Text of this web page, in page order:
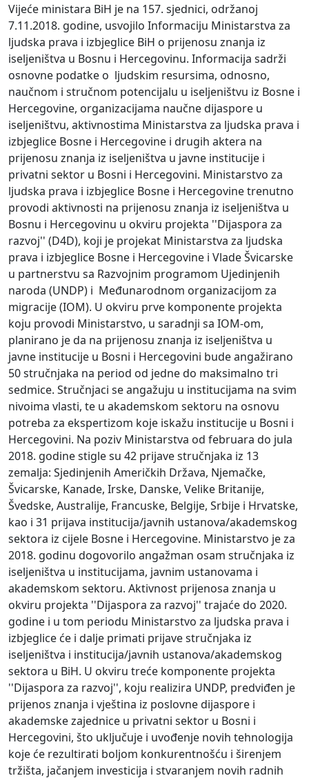
Vijeće ministara BiH je na 157. sjednici, održanoj
7.11.2018. godine, usvojilo Informaciju Ministarstva za
ljudska prava i izbjeglice BiH o prijenosu znanja iz
iseljeništva u Bosnu i Hercegovinu. Informacija sadrži
osnovne podatke o ljudskim resursima, odnosno,
naučnom i stručnom potencijalu u iseljeništvu iz Bosne i
Hercegovine, organizacijama naučne dijaspore u
iseljeništvu, aktivnostima Ministarstva za ljudska prava i
izbjeglice Bosne i Hercegovine i drugih aktera na
prijenosu znanja iz iseljeništva u javne institucije i
privatni sektor u Bosni i Hercegovini. Ministarstvo za
ljudska prava i izbjeglice Bosne i Hercegovine trenutno
provodi aktivnosti na prijenosu znanja iz iseljeništva u
Bosnu i Hercegovinu u okviru projekta ''Dijaspora za
razvoj'' (D4D), koji je projekat Ministarstva za ljudska
prava i izbjeglice Bosne i Hercegovine i Vlade Švicarske
u partnerstvu sa Razvojnim programom Ujedinjenih
naroda (UNDP) i Međunarodnom organizacijom za
migracije (IOM). U okviru prve komponente projekta
koju provodi Ministarstvo, u saradnji sa IOM-om,
planirano je da na prijenosu znanja iz iseljeništva u
javne institucije u Bosni i Hercegovini bude angažirano
50 stručnjaka na period od jedne do maksimalno tri
sedmice. Stručnjaci se angažuju u institucijama na svim
nivoima vlasti, te u akademskom sektoru na osnovu
potreba za ekspertizom koje iskažu institucije u Bosni i
Hercegovini. Na poziv Ministarstva od februara do jula
2018. godine stigle su 42 prijave stručnjaka iz 13
zemalja: Sjedinjenih Američkih Država, Njemačke,
Švicarske, Kanade, Irske, Danske, Velike Britanije,
Švedske, Australije, Francuske, Belgije, Srbije i Hrvatske,
kao i 31 prijava institucija/javnih ustanova/akademskog
sektora iz cijele Bosne i Hercegovine. Ministarstvo je za
2018. godinu dogovorilo angažman osam stručnjaka iz
iseljeništva u institucijama, javnim ustanovama i
akademskom sektoru. Aktivnost prijenosa znanja u
okviru projekta ''Dijaspora za razvoj'' trajaće do 2020.
godine i u tom periodu Ministarstvo za ljudska prava i
izbjeglice će i dalje primati prijave stručnjaka iz
iseljeništva i institucija/javnih ustanova/akademskog
sektora u BiH. U okviru treće komponente projekta
''Dijaspora za razvoj'', koju realizira UNDP, predviđen je
prijenos znanja i vještina iz poslovne dijaspore i
akademske zajednice u privatni sektor u Bosni i
Hercegovini, što uključuje i uvođenje novih tehnologija
koje će rezultirati boljom konkurentnošću i širenjem
tržišta, jačanjem investicija i stvaranjem novih radnih